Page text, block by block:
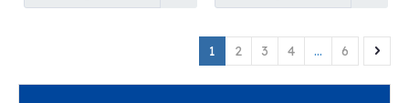
1 2 3 4 ... 6